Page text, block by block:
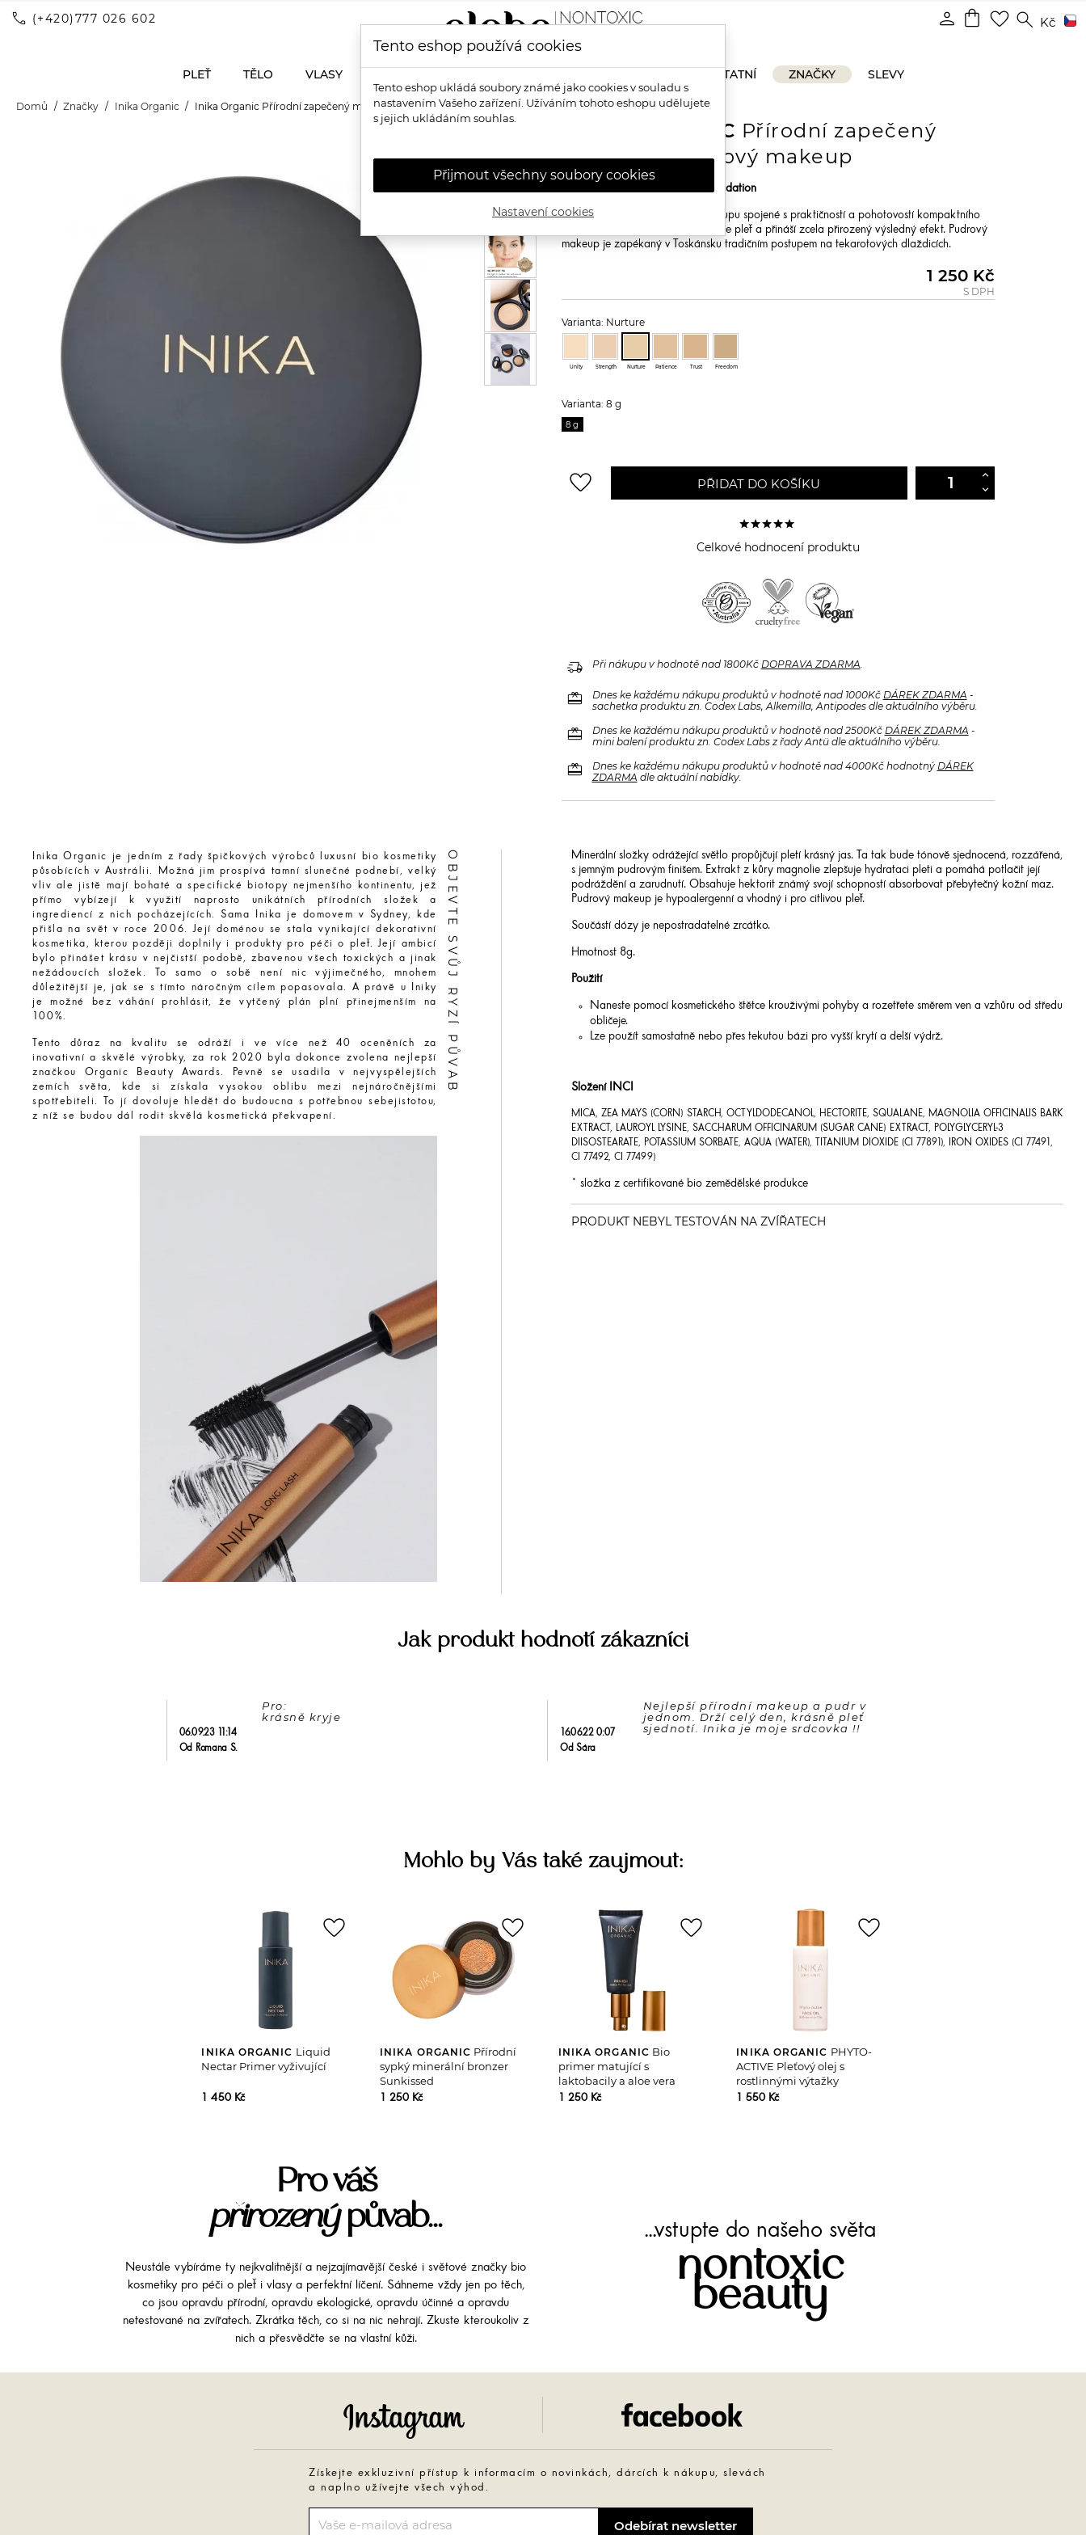
call (+420)777 026 602 shopping_bag favorite_border search Kč
person
PLEŤ TĚLO VLASY OSTATNÍ ZNAČKY SLEVY
Domů Značky Inika Organic Inika Organic Přírodní zapečený minerální pudrový makeup
INIKA ORGANIC Přírodní zapečený
minerální pudrový makeup
Inika Organic Baked Mineral Foundation
Hebounké a dokonalé krytí makeupu spojené s praktičností a pohotovostí kompaktního
pudru. Lehounká textura nezatěžuje pleť a přináší zcela přirozený výsledný efekt. Pudrový
makeup je zapékaný v Toskánsku tradičním postupem na tekarotových dlaždicích.
1 250 Kč
S DPH
Varianta: Nurture
Unity Strength Nurture Patience Trust Freedom
Varianta: 8 g
8 g
favorite_border PŘIDAT DO KOŠÍKU
Celkové hodnocení produktu
delivery_truck_speed Při nákupu v hodnotě nad 1800Kč DOPRAVA ZDARMA.
redeem Dnes ke každému nákupu produktů v hodnotě nad 1000Kč DÁREK ZDARMA -
sachetka produktu zn. Codex Labs, Alkemilla, Antipodes dle aktuálního výběru.
redeem Dnes ke každému nákupu produktů v hodnotě nad 2500Kč DÁREK ZDARMA -
mini balení produktu zn. Codex Labs z řady Antü dle aktuálního výběru.
redeem Dnes ke každému nákupu produktů v hodnotě nad 4000Kč hodnotný DÁREK
ZDARMA dle aktuální nabídky.
Inika Organic je jedním z řady špičkových výrobců luxusní bio kosmetiky
působících v Austrálii. Možná jim prospívá tamní slunečné podnebí, velký
vliv ale jistě mají bohaté a specifické biotopy nejmenšího kontinentu, jež
přímo vybízejí k využití naprosto unikátních přírodních složek a
ingrediencí z nich pocházejících. Sama Inika je domovem v Sydney, kde
přišla na svět v roce 2006. Její doménou se stala vynikající dekorativní
kosmetika, kterou později doplnily i produkty pro péči o pleť. Její ambicí
bylo přinášet krásu v nejčistší podobě, zbavenou všech toxických a jinak
nežádoucích složek. To samo o sobě není nic výjimečného, mnohem
důležitější je, jak se s tímto náročným cílem popasovala. A právě u Iniky
je možné bez váhání prohlásit, že vytčený plán plní přinejmenším na
100%.
Tento důraz na kvalitu se odráží i ve více než 40 oceněních za
inovativní a skvělé výrobky, za rok 2020 byla dokonce zvolena nejlepší
značkou Organic Beauty Awards. Pevně se usadila v nejvyspělejších
zemích světa, kde si získala vysokou oblibu mezi nejnáročnějšími
spotřebiteli. To jí dovoluje hledět do budoucna s potřebnou sebejistotou,
z níž se budou dál rodit skvělá kosmetická překvapení.
OBJEVTE SVŮJ RYZÍ PŮVAB
Minerální složky odrážející světlo propůjčují pletí krásný jas. Ta tak bude tónově sjednocená, rozzářená,
s jemným pudrovým finišem. Extrakt z kůry magnolie zlepšuje hydrataci pleti a pomáhá potlačit její
podráždění a zarudnutí. Obsahuje hektorit známý svojí schopností absorbovat přebytečný kožní maz.
Pudrový makeup je hypoalergenní a vhodný i pro citlivou pleť.
Součástí dózy je nepostradatelné zrcátko.
Hmotnost 8g.
Použití
Naneste pomocí kosmetického štětce krouživými pohyby a rozetřete směrem ven a vzhůru od středu
obličeje.
Lze použít samostatně nebo přes tekutou bázi pro vyšší krytí a delší výdrž.
Složení INCI
MICA, ZEA MAYS (CORN) STARCH, OCTYLDODECANOL, HECTORITE, SQUALANE, MAGNOLIA OFFICINALIS BARK
EXTRACT, LAUROYL LYSINE, SACCHARUM OFFICINARUM (SUGAR CANE) EXTRACT, POLYGLYCERYL-3
DIISOSTEARATE, POTASSIUM SORBATE, AQUA (WATER), TITANIUM DIOXIDE (CI 77891), IRON OXIDES (CI 77491,
CI 77492, CI 77499)
* složka z certifikované bio zemědělské produkce
Jak produkt hodnotí zákazníci
06.09.23 11:14
Od Romana S.
Pro:
16.06.22 0:07
Od Sára
Nejlepší přírodní makeup a pudr v
jednom. Drží celý den, krásně pleť
sjednotí. Inika je moje srdcovka !!
Mohlo by Vás také zaujmout:
INIKA ORGANIC Liquid
Nectar Primer vyživující
1 450 Kč
favorite_border
INIKA ORGANIC Přírodní
sypký minerální bronzer
Sunkissed
1 250 Kč
favorite_border
INIKA ORGANIC Bio
primer matující s
laktobacily a aloe vera
1 250 Kč
favorite_border
INIKA ORGANIC PHYTO-
ACTIVE Pleťový olej s
rostlinnými výtažky
1 550 Kč
favorite_border
Pro váš
přirozenýpůvab...
Neustále vybíráme ty nejkvalitnější a nejzajímavější české i světové značky bio
kosmetiky pro péči o pleť i vlasy a perfektní líčení. Sáhneme vždy jen po těch,
co jsou opravdu přírodní, opravdu ekologické, opravdu účinné a opravdu
netestované na zvířatech. Zkrátka těch, co si na nic nehrají. Zkuste kteroukoliv z
nich a přesvědčte se na vlastní kůži.
...vstupte do našeho světa
nontoxic
beauty
Získejte exkluzivní přístup k informacím o novinkách, dárcích k nákupu, slevách
a naplno užívejte všech výhod.
Tento eshop používá cookies
Tento eshop ukládá soubory známé jako cookies v souladu s
nastavením Vašeho zařízení. Užíváním tohoto eshopu udělujete
s jejich ukládáním souhlas.
Přijmout všechny soubory cookies
Nastavení cookies